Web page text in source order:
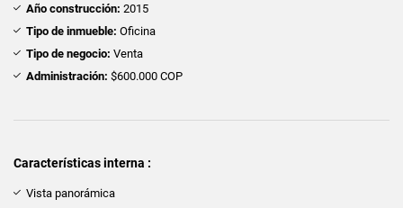
Año construcción: 2015
Tipo de inmueble: Oficina
Tipo de negocio: Venta
Administración: $600.000 COP
Características interna :
Vista panorámica